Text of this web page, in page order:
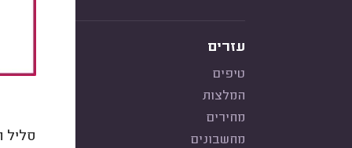
עזרים
טיפים
המלצות
מחירים
מחשבונים
סליל